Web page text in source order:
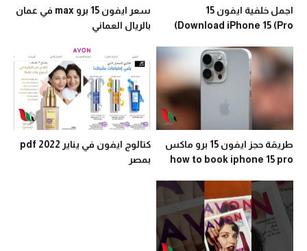
اجمل خلفية ايفون 15
Download iPhone 15 (Pro)
سعر ايفون 15 برو max في عمان
بالريال العماني
طريقة حجز ايفون 15 برو ماكس
how to book iphone 15 pro
كتالوج ايفون في يناير 2022 pdf
بمصر